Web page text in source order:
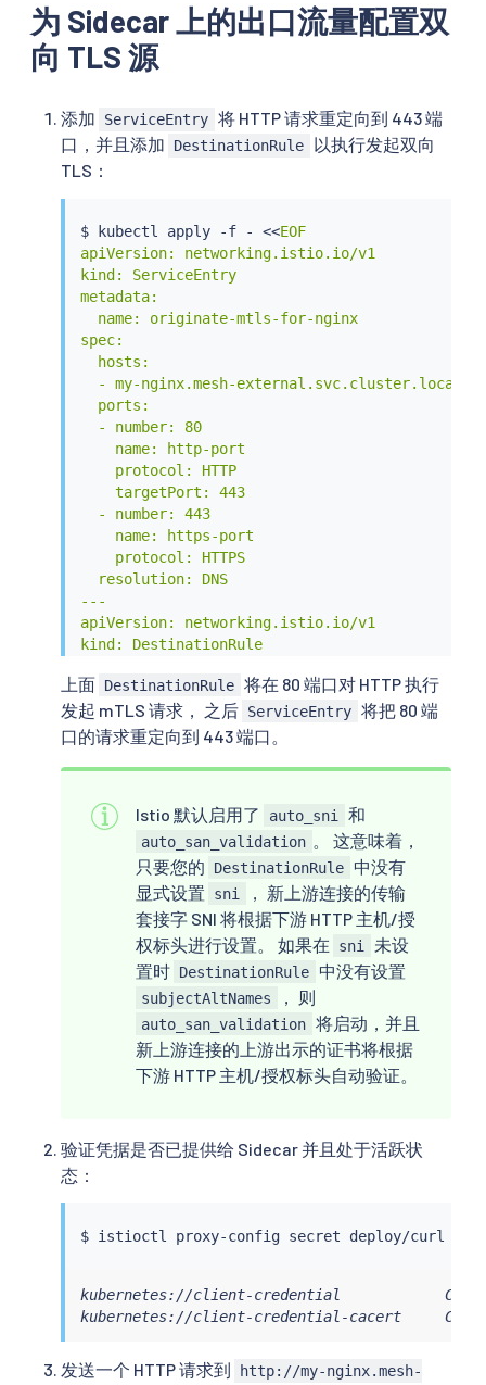
          secretName: nginx-ca-certs
为 Sidecar 上的出口流量配置双
向 TLS 源
添加 ServiceEntry 将 HTTP 请求重定向到 443 端
口，并且添加
DestinationRule
以执行发起双向
TLS：
$ kubectl apply -f - <<EOF
apiVersion: networking.istio.io/v1
kind: ServiceEntry
metadata:
  name: originate-mtls-for-nginx
spec:
  hosts:
  - my-nginx.mesh-external.svc.cluster.local
  ports:
  - number: 80
    name: http-port
    protocol: HTTP
    targetPort: 443
  - number: 443
    name: https-port
    protocol: HTTPS
  resolution: DNS
---
apiVersion: networking.istio.io/v1
kind: DestinationRule
  name: originate-mtls-for-nginx
spec:
  workloadSelector:
      app: curl
  trafficPolicy:
    loadBalancer:
      simple: ROUND_ROBIN
    portLevelSettings:
    - port:
        number: 80
      tls:
        mode: MUTUAL
credentialName: client-credential # 这必
sni: my-nginx.mesh-
# subjectAltNames: # 如果证书是使用 SAN
# - my-nginx.mesh-
上面 DestinationRule 将在 80 端口对 HTTP 执行
发起 mTLS 请求， 之后 ServiceEntry 将把 80 端
口的请求重定向到 443 端口。
Istio 默认启用了 auto_sni 和
auto_san_validation
。 这意味着，
只要您的
DestinationRule
中没有
显式设置
sni
， 新上游连接的传输
套接字 SNI 将根据下游 HTTP 主机/授
权标头进行设置。 如果在
sni
未设
置时 DestinationRule 中没有设置
subjectAltNames ， 则
auto_san_validation 将启动，并且
新上游连接的上游出示的证书将根据
下游 HTTP 主机/授权标头自动验证。
验证凭据是否已提供给 Sidecar 并且处于活跃状
态：
$ istioctl proxy-config secret deploy/curl
kubernetes://client-credential
kubernetes://client-credential-cacert     Cert
发送一个 HTTP 请求到 http://my-nginx.mesh-